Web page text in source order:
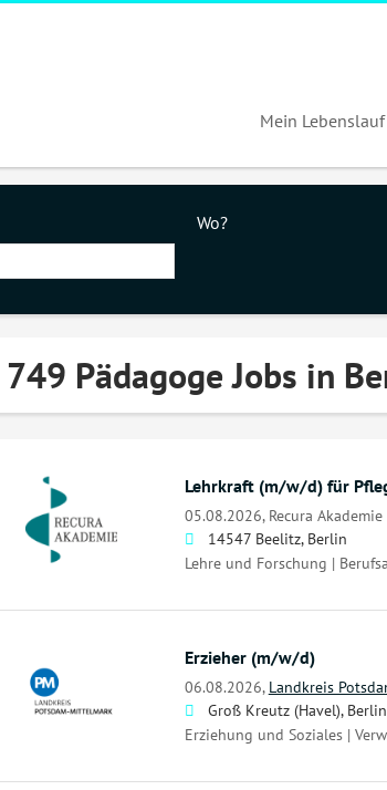
Mein Lebenslauf
Wo?
749 Pädagoge Jobs in
Lehrkraft (m/w/d) für
05.08.2026, Recura Akademie
14547 Beelitz, Berlin
Lehre und Forschung |
Erzieher (m/w/d)
06.08.2026, Landkreis
Groß Kreutz (Havel), Berlin
Erziehung und Soziales |